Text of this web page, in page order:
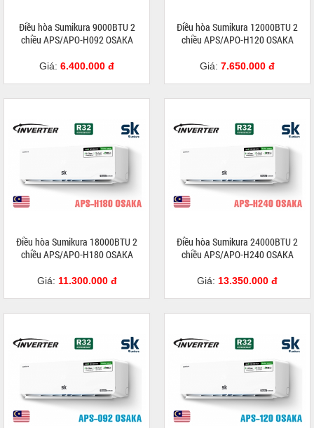
Điều hòa Sumikura 9000BTU 2
chiều APS/APO-H092 OSAKA
Giá: 6.400.000 đ
Điều hòa Sumikura 12000BTU 2
chiều APS/APO-H120 OSAKA
Giá: 7.650.000 đ
Điều hòa Sumikura 18000BTU 2
chiều APS/APO-H180 OSAKA
Giá: 11.300.000 đ
Điều hòa Sumikura 24000BTU 2
chiều APS/APO-H240 OSAKA
Giá: 13.350.000 đ